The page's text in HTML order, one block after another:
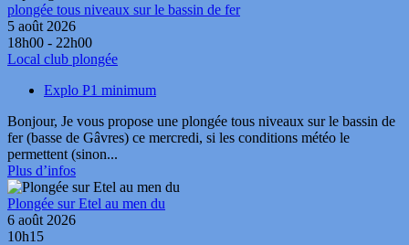
plongée tous niveaux sur le bassin de fer
5 août 2026
18h00 - 22h00
Local club plongée
Explo P1 minimum
Bonjour, Je vous propose une plongée tous niveaux sur le bassin de
fer (basse de Gâvres) ce mercredi, si les conditions météo le
permettent (sinon...
Plus d’infos
Plongée sur Etel au men du
6 août 2026
10h15